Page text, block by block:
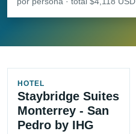
HOTEL
Staybridge Suites
Monterrey - San
Pedro by IHG